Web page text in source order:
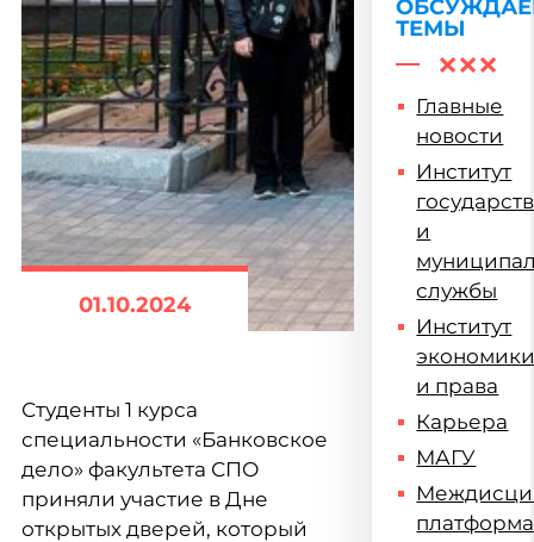
01.10.2024
Студенты 1 курса
специальности «Банковское
дело» факультета СПО
приняли участие в Дне
открытых дверей, который
ТЕМЫ
Главные
новости
Институт
и
службы
Институт
и права
Карьера
МАГУ
платформа